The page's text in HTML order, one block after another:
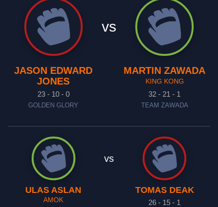
JASON EDWARD
JONES
23 - 10 - 0
GOLDEN GLORY
vs
MARTIN ZAWADA
KING KONG
32 - 21 - 1
TEAM ZAWADA
ULAS ASLAN
AMOK
vs
TOMAS DEAK
26 - 15 - 1